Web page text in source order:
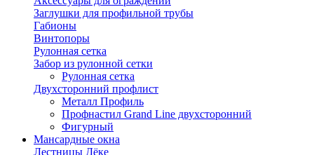
Заглушки для профильной трубы
Габионы
Винтопоры
Рулонная сетка
Забор из рулонной сетки
Рулонная сетка
Двухсторонний профлист
Металл Профиль
Профнастил Grand Line двухсторонний
Фигурный
Мансардные окна
Лестницы Дёке